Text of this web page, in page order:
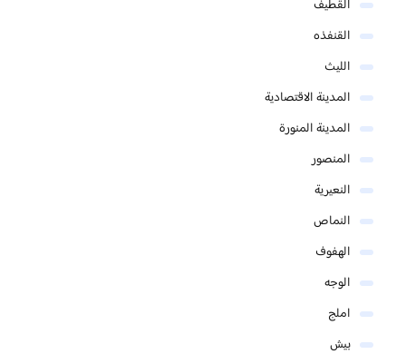
القطيف
القنفذه
الليث
المدينة الاقتصادية
المدينة المنورة
المنصور
النعيرية
النماص
الهفوف
الوجه
املج
بيش